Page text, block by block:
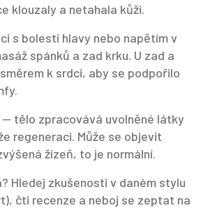
klouzaly a netahala kůži.
s bolestí hlavy nebo napětím v
spánků a zad krku. U zad a
k srdci, aby se podpořilo
— tělo zpracovává uvolněné látky
regeneraci. Může se objevit
žízeň, to je normální.
Hledej zkušenosti v daném stylu
čti recenze a neboj se zeptat na